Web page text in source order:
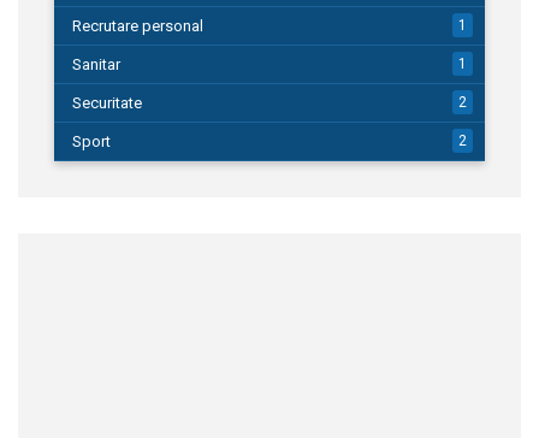
Recrutare personal 1
Sanitar 1
Securitate 2
Sport 2